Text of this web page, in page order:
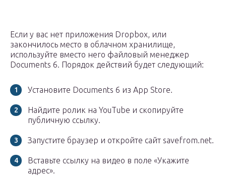
Если у вас нет приложения Dropbox, или
закончилось место в облачном хранилище,
используйте вместо него файловый менеджер
Documents 6. Порядок действий будет следующий:
Установите Documents 6 из App Store.
Найдите ролик на YouTube и скопируйте
публичную ссылку.
Запустите браузер и откройте сайт savefrom.net.
Вставьте ссылку на видео в поле «Укажите
адрес».